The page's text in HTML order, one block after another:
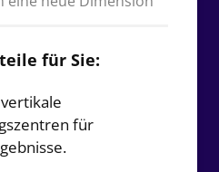
für Sie:
für